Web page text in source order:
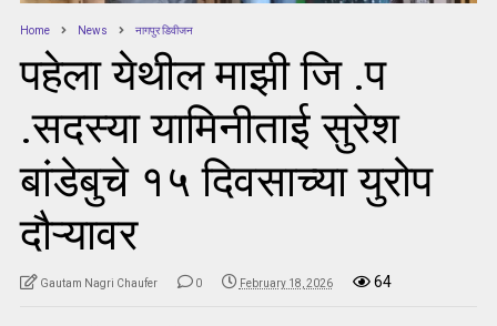
Home News नागपुर डिवीजन
पहेला येथील माझी जि .प
.सदस्या यामिनीताई सुरेश
बांडेबुचे १५ दिवसाच्या युरोप
दौऱ्यावर
Gautam Nagri Chaufer 0 February 18, 2026 64